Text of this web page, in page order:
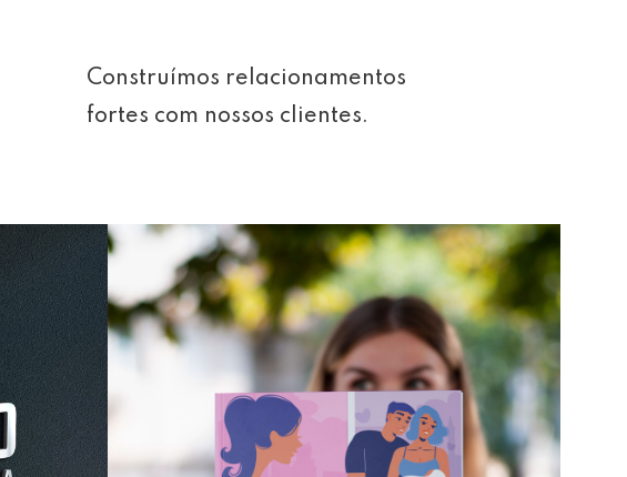
Construímos relacionamentos
fortes com nossos clientes.